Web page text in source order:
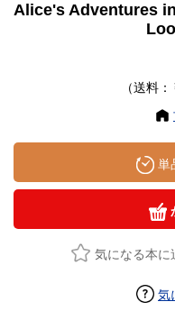
Alice's Adventures
（送料
単
気になる本に
気